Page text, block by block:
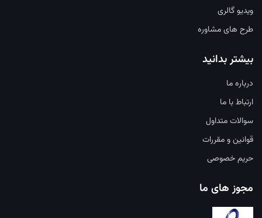
ویدیو گالری
طرح های مشاوره
بیشتر بدانید
درباره ما
ارتباط با ما
سوالات متداول
قوانین و مقررات
حریم خصوصی
مجوز های ما